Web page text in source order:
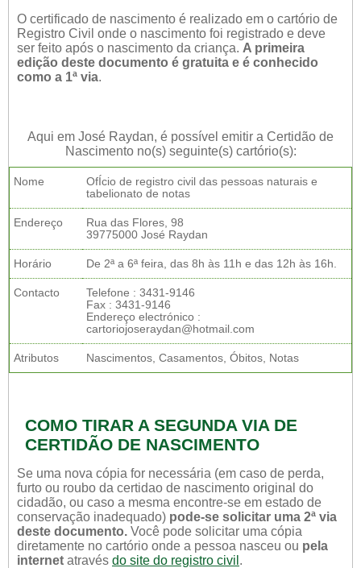
O certificado de nascimento é realizado em o cartório de
Registro Civil onde o nascimento foi registrado e deve
ser feito após o nascimento da criança. A primeira
edição deste documento é gratuita e é conhecido
como a 1ª via.
Aqui em José Raydan, é possível emitir a Certidão de
Nascimento no(s) seguinte(s) cartório(s):
Nome
OfÍcio de registro civil das pessoas naturais e
tabelionato de notas
Endereço
Rua das Flores, 98
39775000 José Raydan
Horário De 2ª a 6ª feira, das 8h às 11h e das 12h às 16h.
Contacto
Telefone : 3431-9146
Fax : 3431-9146
Endereço electrónico :
cartoriojoseraydan@hotmail.com
Atributos Nascimentos, Casamentos, Óbitos, Notas
COMO TIRAR A SEGUNDA VIA DE
CERTIDÃO DE NASCIMENTO
Se uma nova cópia for necessária (em caso de perda,
furto ou roubo da certidao de nascimento original do
cidadão, ou caso a mesma encontre-se em estado de
conservação inadequado) pode-se solicitar uma 2ª via
deste documento. Você pode solicitar uma cópia
diretamente no cartório onde a pessoa nasceu ou pela
internet através do site do registro civil .